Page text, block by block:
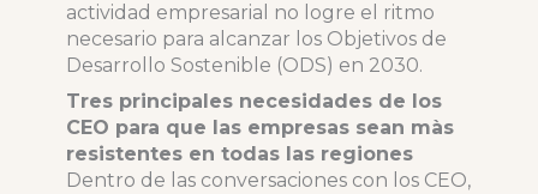
actividad empresarial no logre el ritmo
necesario para alcanzar los Objetivos de
Desarrollo Sostenible (ODS) en 2030.
Tres principales necesidades de los
CEO para que las empresas sean màs
resistentes en todas las regiones
Dentro de las conversaciones con los CEO,